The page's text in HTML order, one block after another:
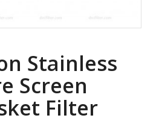
Stainless
Screen
Filter